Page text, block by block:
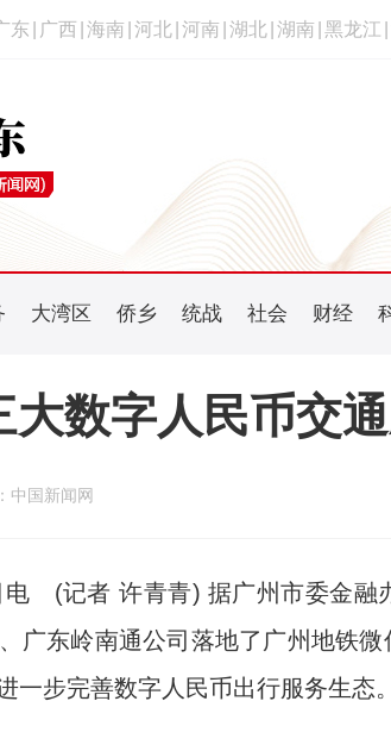
东 广西 海南 河北 河南 湖北 湖南 黑龙江
大湾区 侨乡 统战 社会 财经
大数字人民币交
中国新闻网
(记者 许青青) 据广州市委金融
广东岭南通公司落地了广州地铁
一步完善数字人民币出行服务生态。